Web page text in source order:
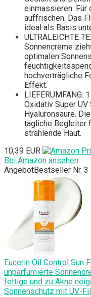
einmassieren. Für
auffrischen. Das
ideal als Basis
ULTRALEICHTE
Sonnencreme
optimalen
hochverträgliche
Effekt.
LIEFERUMFANG:
Oxidativ Super
Hyaluronsäure.
tägliche Begleiter
strahlende Haut.
10,39 EUR
Bei Amazon ansehen
AngebotBestseller Nr. 3
Eucerin Oil Control Sun
unparfümierte
fettige und zu Akne
Sonnenschutz mit UV-